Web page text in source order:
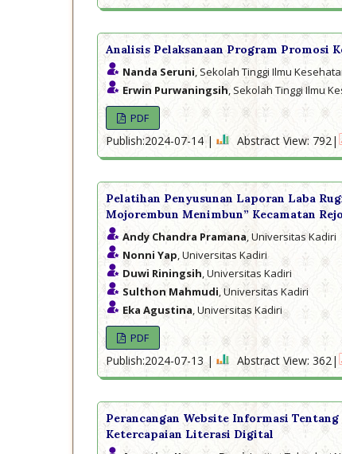
Analisis Pelaksanaan Program Promosi
Nanda Seruni, Sekolah Tinggi Ilmu
Erwin Purwaningsih, Sekolah Tinggi Ilmu
PDF
Publish:2024-07-14 | Abstract View: 792|
Pelatihan Penyusunan Laporan Laba
Mojorembun Menimbun” Kecamatan
Andy Chandra Pramana, Universitas Kadiri
Nonni Yap, Universitas Kadiri
Duwi Riningsih, Universitas Kadiri
Sulthon Mahmudi, Universitas Kadiri
Eka Agustina, Universitas Kadiri
PDF
Publish:2024-07-13 | Abstract View: 362|
Perancangan Website Informasi
Ketercapaian Literasi Digital